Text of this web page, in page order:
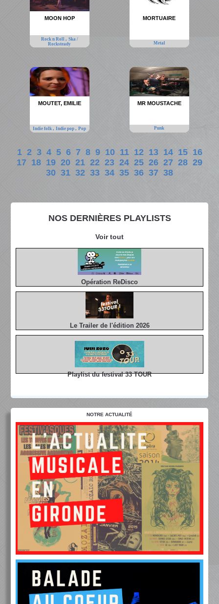
NOS DERNIÈRES PLAYLISTS
Voir tout
Opération ReDisco
Le Trailer de l'édition 2026
Playlist du festival 33 TOUR
MOON HOP
Rock n Roll , Ska /
Rocksteady
MORTUAIRE
Metal
MOUTET, EMILIE
Indie folk,Indie pop,Pop
MR MOUSTACHE
Punk
1 2 3 4 5 6 7 8 9 10 11 12 13 14 15 16
17 18 19 20 21 22 23 24 25 26 27 28 29
30 31 32 33 34 35 36 37 38
NOTRE ACTUALITÉ